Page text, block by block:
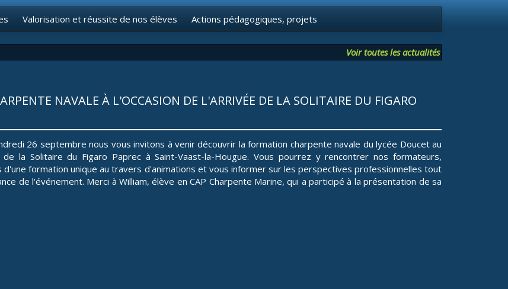
Valorisation et réussite de nos élèves Actions pédagogiques, projets
Voir toutes les actualités
NAVALE À L'OCCASION DE L'ARRIVÉE DE LA SOLITAIRE DU FIGARO
26 septembre nous vous invitons à venir découvrir la formation charpente navale du lycée Doucet au
la Solitaire du Figaro Paprec à Saint-Vaast-la-Hougue. Vous pourrez y rencontrer nos formateurs,
d'une formation unique au travers d'animations et vous informer sur les perspectives professionnelles tout
de l'événement. Merci à William, élève en CAP Charpente Marine, qui a participé à la présentation de sa